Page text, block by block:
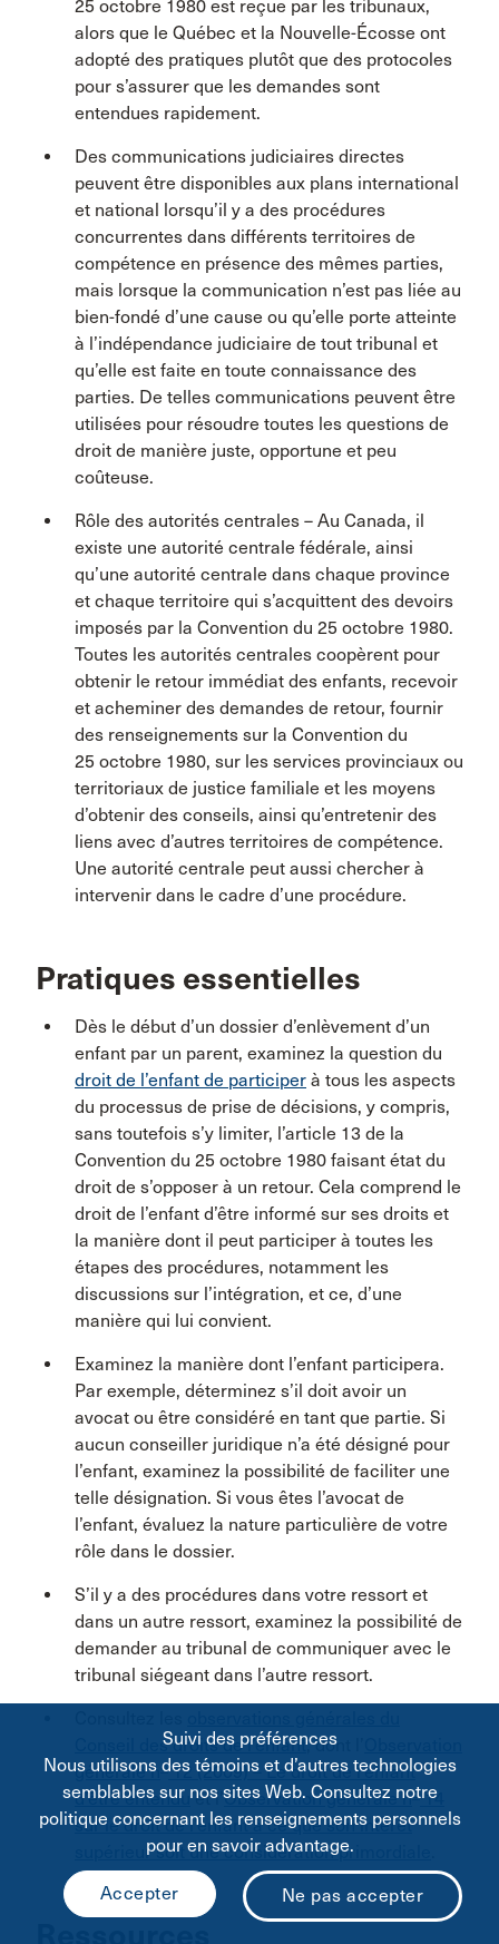
25 octobre 1980 est reçue par les tribunaux,
alors que le Québec et la Nouvelle-Écosse ont
adopté des pratiques plutôt que des protocoles
pour s’assurer que les demandes sont
entendues rapidement.
Des communications judiciaires directes
peuvent être disponibles aux plans international
et national lorsqu’il y a des procédures
concurrentes dans différents territoires de
compétence en présence des mêmes parties,
mais lorsque la communication n’est pas liée au
bien-fondé d’une cause ou qu’elle porte atteinte
à l’indépendance judiciaire de tout tribunal et
qu’elle est faite en toute connaissance des
parties. De telles communications peuvent être
utilisées pour résoudre toutes les questions de
droit de manière juste, opportune et peu
coûteuse.
Rôle des autorités centrales – Au Canada, il
existe une autorité centrale fédérale, ainsi
qu’une autorité centrale dans chaque province
et chaque territoire qui s’acquittent des devoirs
imposés par la Convention du 25 octobre 1980.
Toutes les autorités centrales coopèrent pour
obtenir le retour immédiat des enfants, recevoir
et acheminer des demandes de retour, fournir
des renseignements sur la Convention du
25 octobre 1980, sur les services provinciaux ou
territoriaux de justice familiale et les moyens
d’obtenir des conseils, ainsi qu’entretenir des
liens avec d’autres territoires de compétence.
Une autorité centrale peut aussi chercher à
intervenir dans le cadre d’une procédure.
Pratiques essentielles
Dès le début d’un dossier d’enlèvement d’un
enfant par un parent, examinez la question du
droit de l’enfant de participer à tous les aspects
du processus de prise de décisions, y compris,
sans toutefois s’y limiter, l’article 13 de la
Convention du 25 octobre 1980 faisant état du
droit de s’opposer à un retour. Cela comprend le
droit de l’enfant d’être informé sur ses droits et
la manière dont il peut participer à toutes les
étapes des procédures, notamment les
discussions sur l’intégration, et ce, d’une
manière qui lui convient.
Examinez la manière dont l’enfant participera.
Par exemple, déterminez s’il doit avoir un
avocat ou être considéré en tant que partie. Si
aucun conseiller juridique n’a été désigné pour
l’enfant, examinez la possibilité de faciliter une
telle désignation. Si vous êtes l’avocat de
l’enfant, évaluez la nature particulière de votre
rôle dans le dossier.
S’il y a des procédures dans votre ressort et
dans un autre ressort, examinez la possibilité de
demander au tribunal de communiquer avec le
tribunal siégeant dans l’autre ressort.
Conseil des droits de l’enfant, dont l’
générale n o12 (2009) – Le droit de l’enfant
d’être entendu et l’Observation générale no14
sur le droit de l’enfant à ce que son intérêt
supérieur soit une considération primordiale
Suivi des préférences
Nous utilisons des témoins et d’autres technologies
semblables sur nos sites Web. Consultez notre
politique concernant les renseignements personnels
pour en savoir advantage.